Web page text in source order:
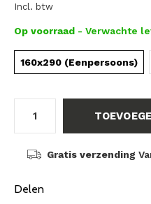
Incl. btw
Op voorraad - Verwachte
160x290 (Eenpersoons)
Gratis verzending
Delen